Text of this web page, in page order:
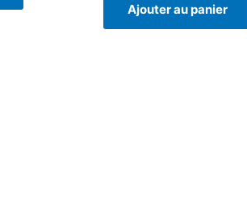
Ajouter au panier